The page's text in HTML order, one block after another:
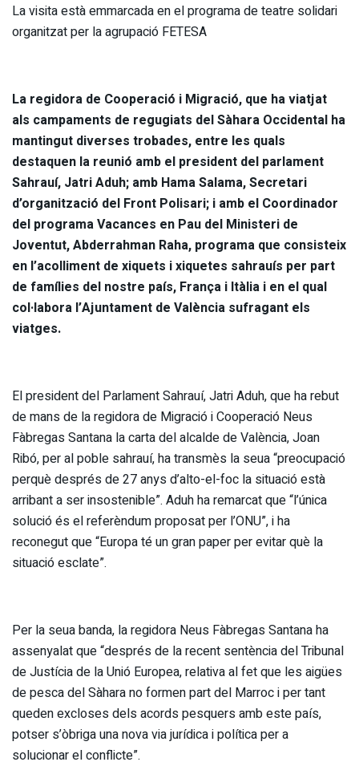
La visita està emmarcada en el programa de teatre solidari
organitzat per la agrupació FETESA
La regidora de Cooperació i Migració, que ha viatjat
als campaments de regugiats del Sàhara Occidental ha
mantingut diverses trobades, entre les quals
destaquen la reunió amb el president del parlament
Sahrauí, Jatri Aduh; amb Hama Salama, Secretari
d’organització del Front Polisari; i amb el Coordinador
del programa Vacances en Pau del Ministeri de
Joventut, Abderrahman Raha, programa que consisteix
en l’acolliment de xiquets i xiquetes sahrauís per part
de famílies del nostre país, França i Itàlia i en el qual
col·labora l’Ajuntament de València sufragant els
viatges.
El president del Parlament Sahrauí, Jatri Aduh, que ha rebut
de mans de la regidora de Migració i Cooperació Neus
Fàbregas Santana la carta del alcalde de València, Joan
Ribó, per al poble sahrauí, ha transmès la seua “preocupació
perquè després de 27 anys d’alto-el-foc la situació està
arribant a ser insostenible”. Aduh ha remarcat que “l’única
solució és el referèndum proposat per l’ONU”, i ha
reconegut que “Europa té un gran paper per evitar què la
situació esclate”.
Per la seua banda, la regidora Neus Fàbregas Santana ha
assenyalat que “després de la recent sentència del Tribunal
de Justícia de la Unió Europea, relativa al fet que les aigües
de pesca del Sàhara no formen part del Marroc i per tant
queden excloses dels acords pesquers amb este país,
potser s’òbriga una nova via jurídica i política per a
solucionar el conflicte”.